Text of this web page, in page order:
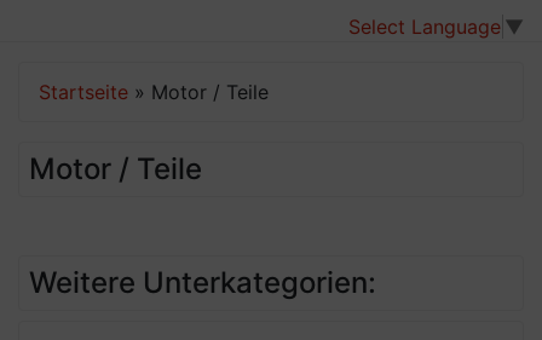
Select Language ▼
Startseite » Motor / Teile
Motor / Teile
Weitere Unterkategorien: